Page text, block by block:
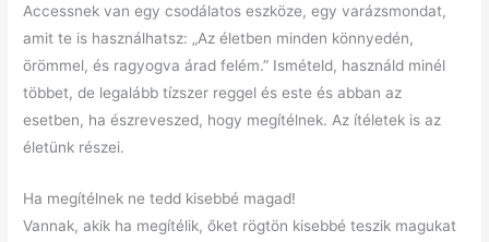
Accessnek van egy csodálatos eszköze, egy varázsmondat,
amit te is használhatsz: „Az életben minden könnyedén,
örömmel, és ragyogva árad felém.” Ismételd, használd minél
többet, de legalább tízszer reggel és este és abban az
esetben, ha észreveszed, hogy megítélnek. Az ítéletek is az
életünk részei.
Ha megítélnek ne tedd kisebbé magad!
Vannak, akik ha megítélik, őket rögtön kisebbé teszik magukat